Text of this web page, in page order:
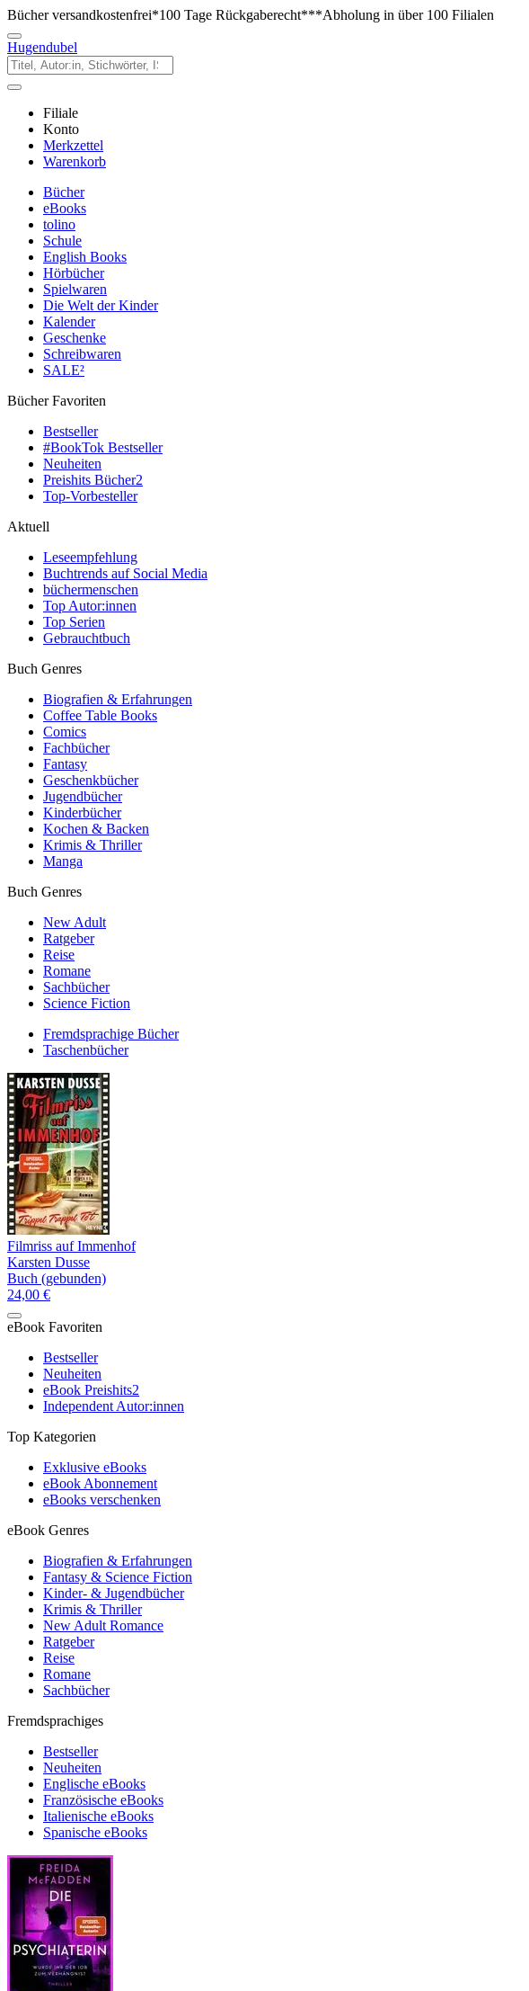
Bücher versandkostenfrei*100 Tage Rückgaberecht***Abholung in über 100 Filialen
Hugendubel
Filiale
Konto
Merkzettel
Warenkorb
Bücher
eBooks
tolino
Schule
English Books
Hörbücher
Spielwaren
Die Welt der Kinder
Kalender
Geschenke
Schreibwaren
SALE²
Bücher Favoriten
Bestseller
#BookTok Bestseller
Neuheiten
Preishits Bücher2
Top-Vorbesteller
Aktuell
Leseempfehlung
Buchtrends auf Social Media
büchermenschen
Top Autor:innen
Top Serien
Gebrauchtbuch
Buch Genres
Biografien & Erfahrungen
Coffee Table Books
Comics
Fachbücher
Fantasy
Geschenkbücher
Jugendbücher
Kinderbücher
Kochen & Backen
Krimis & Thriller
Manga
Buch Genres
New Adult
Ratgeber
Reise
Romane
Sachbücher
Science Fiction
Fremdsprachige Bücher
Taschenbücher
Filmriss auf Immenhof
Karsten Dusse
Buch (gebunden)
24,00 €
eBook Favoriten
Bestseller
Neuheiten
eBook Preishits2
Independent Autor:innen
Top Kategorien
Exklusive eBooks
eBook Abonnement
eBooks verschenken
eBook Genres
Biografien & Erfahrungen
Fantasy & Science Fiction
Kinder- & Jugendbücher
Krimis & Thriller
New Adult Romance
Ratgeber
Reise
Romane
Sachbücher
Fremdsprachiges
Bestseller
Neuheiten
Englische eBooks
Französische eBooks
Italienische eBooks
Spanische eBooks